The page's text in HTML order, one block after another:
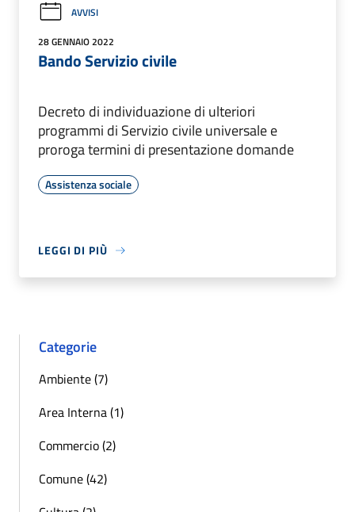
AVVISI
28 GENNAIO 2022
Bando Servizio civile
Decreto di individuazione di ulteriori
programmi di Servizio civile universale e
proroga termini di presentazione domande
Assistenza sociale
LEGGI DI PIÙ
Categorie
Ambiente (7)
Area Interna (1)
Commercio (2)
Comune (42)